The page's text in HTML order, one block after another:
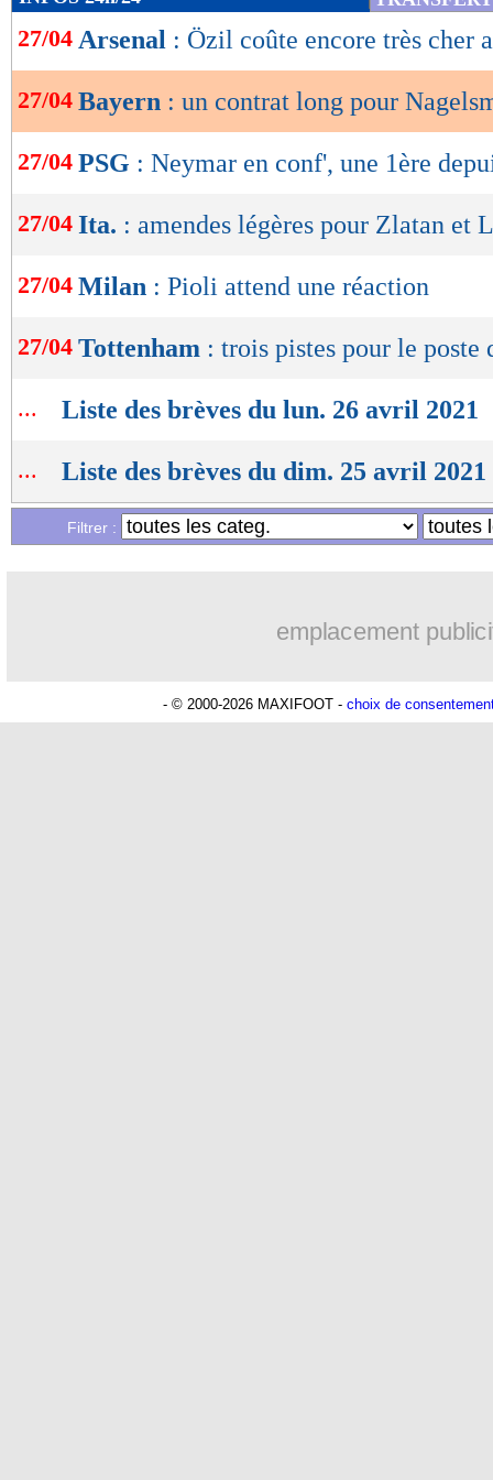
de
lecture
OK
27/04 Arsenal : Özil coûte encore très cher
27/04 Bayern : un contrat long pour
27/04 PSG : Neymar en conf', une 1ère
27/04 Ita. : amendes légères pour Zlatan et
27/04 Milan : Pioli attend une réaction
27/04 Tottenham : trois pistes pour le poste
... Liste des brèves du lun. 26 avril 2021
... Liste des brèves du dim. 25 avril 2021
Filtrer :
emplacement
- © 2000-2026 MAXIFOOT - choix de